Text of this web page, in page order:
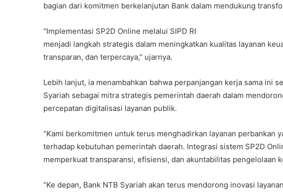
bagian dari komitmen berkelanjutan Bank dalam mendukung
“Implementasi SP2D Online melalui SIPD RI
menjadi langkah strategis dalam meningkatkan kualitas layanan
transparan, dan terpercaya,” ujarnya.
Lebih lanjut, ia menambahkan bahwa perpanjangan kerja sama ini
Syariah sebagai mitra strategis pemerintah daerah dalam
percepatan digitalisasi layanan publik.
“Kami berkomitmen untuk terus menghadirkan layanan perbankan
terhadap kebutuhan pemerintah daerah. Integrasi sistem SP2D
memperkuat transparansi, efisiensi, dan akuntabilitas pengelolaan
“Ke depan, Bank NTB Syariah akan terus mendorong inovasi